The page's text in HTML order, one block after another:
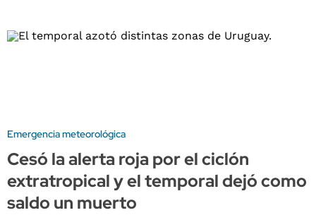
Emergencia meteorológica
Cesó la alerta roja por el ciclón
extratropical y el temporal dejó como
saldo un muerto